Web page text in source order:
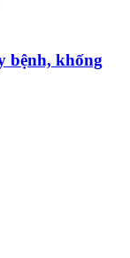
bệnh, khống